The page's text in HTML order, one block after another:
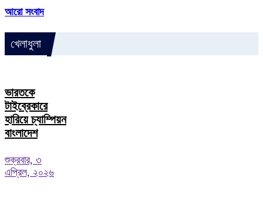
আরো সংবাদ
খেলাধুলা
ভারতকে
টাইব্রেকারে
হারিয়ে চ্যাম্পিয়ন
বাংলাদেশ
শুক্রবার, ৩
এপ্রিল, ২০২৬